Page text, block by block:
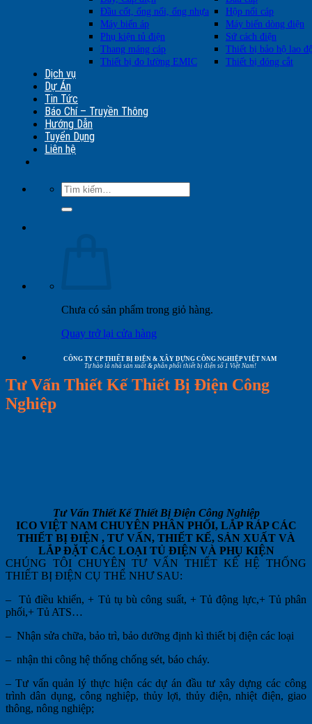
Đầu cốt, ống nối, ống nhựa
Hộp nối cáp
Máy biến áp
Máy biến dòng điện
Phụ kiện tủ điện
Sứ cách điện
Thang máng cáp
Thiết bị bảo hộ lao
Thiết bị đo lường EMIC
Thiết bị đóng cắt
Dịch vụ
Dự Án
Tin Tức
Báo Chí – Truyền Thông
Hướng Dẫn
Tuyển Dụng
Liên hệ
Tìm
kiếm:
Chưa có sản phẩm trong giỏ hàng.
Quay trở lại cửa hàng
CÔNG TY CP THIẾT BỊ ĐIỆN & XÂY DỰNG CÔNG NGHIỆP VIỆT NAM
Tự hào là nhà sản xuất & phân phối thiết bị điện số 1 Việt Nam!
Tư Vấn Thiết Kế Thiết Bị Điện Công
Nghiệp
Tư Vấn Thiết Kế Thiết Bị Điện Công Nghiệp
ICO VIỆT NAM CHUYÊN PHÂN PHỐI, LẮP RÁP CÁC
THIẾT BỊ ĐIỆN , TƯ VẤN, THIẾT KẾ, SẢN XUẤT VÀ
LẮP ĐẶT CÁC LOẠI TỦ ĐIỆN VÀ PHỤ KIỆN
CHÚNG TÔI CHUYÊN TƯ VẤN THIẾT KẾ HỆ THỐNG
THIẾT BỊ ĐIỆN CỤ THỂ NHƯ SAU:
– Tủ điều khiển, + Tủ tụ bù công suất, + Tủ động lực,+ Tủ phân
phối,+ Tủ ATS…
– Nhận sửa chữa, bảo trì, bảo dưỡng định kì thiết bị điện các loại
– nhận thi công hệ thống chống sét, báo cháy.
– Tư vấn quản lý thực hiện các dự án đầu tư xây dựng các công
trình dân dụng, công nghiệp, thủy lợi, thủy điện, nhiệt điện, giao
thông, nông nghiệp;